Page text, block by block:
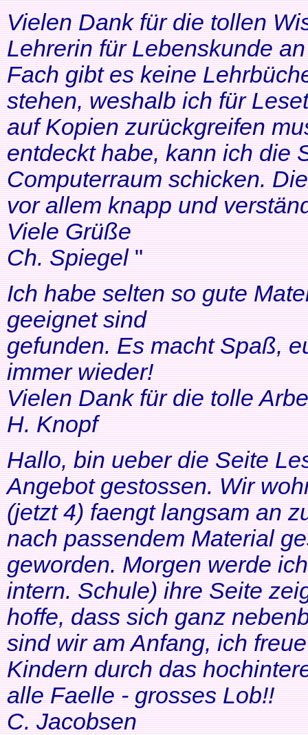
Vielen Dank für die tollen
Lehrerin für Lebenskunde
Fach gibt es keine
stehen, weshalb ich für
auf Kopien zurückgreifen
entdeckt habe, kann ich die
Computerraum schicken.
vor allem knapp und
Viele Grüße
Ch. Spiegel"
Ich habe selten so gute
geeignet sind
gefunden. Es macht Spaß,
immer wieder!
Vielen Dank für die tolle
H. Knopf
Hallo, bin ueber die Seite
Angebot gestossen. Wir
(jetzt 4) faengt langsam an
nach passendem Material
geworden. Morgen werde
intern. Schule) ihre Seite
hoffe, dass sich ganz
sind wir am Anfang, ich
Kindern durch das
alle Faelle - grosses Lob!!
C. Jacobsen